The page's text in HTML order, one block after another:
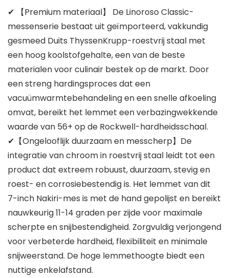
✔ 【Premium materiaal】 De Linoroso Classic-
messenserie bestaat uit geïmporteerd, vakkundig
gesmeed Duits ThyssenKrupp-roestvrij staal met
een hoog koolstofgehalte, een van de beste
materialen voor culinair bestek op de markt. Door
een streng hardingsproces dat een
vacuümwarmtebehandeling en een snelle afkoeling
omvat, bereikt het lemmet een verbazingwekkende
waarde van 56+ op de Rockwell-hardheidsschaal.
✔【Ongelooflijk duurzaam en messcherp】De
integratie van chroom in roestvrij staal leidt tot een
product dat extreem robuust, duurzaam, stevig en
roest- en corrosiebestendig is. Het lemmet van dit
7-inch Nakiri-mes is met de hand gepolijst en bereikt
nauwkeurig 11-14 graden per zijde voor maximale
scherpte en snijbestendigheid. Zorgvuldig verjongend
voor verbeterde hardheid, flexibiliteit en minimale
snijweerstand. De hoge lemmethoogte biedt een
nuttige enkelafstand.